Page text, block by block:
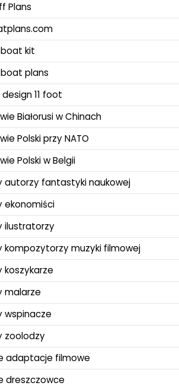
Plans
kit
plans
11 foot
Białorusi w Chinach
Polski przy NATO
Polski w Belgii
autorzy fantastyki naukowej
ekonomiści
ilustratorzy
kompozytorzy muzyki filmowej
koszykarze
malarze
wspinacze
zoolodzy
adaptacje filmowe
dreszczowce